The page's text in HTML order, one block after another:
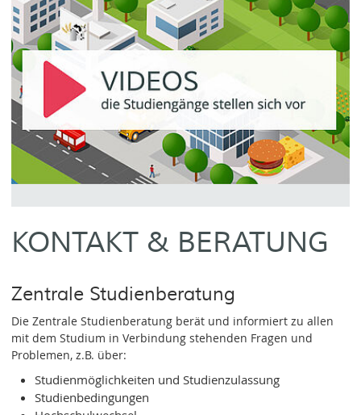
KONTAKT & BERATUNG
Zentrale Studienberatung
Die Zentrale Studienberatung berät und informiert zu allen
mit dem Studium in Verbindung stehenden Fragen und
Problemen, z.B. über:
Studienmöglichkeiten und Studienzulassung
Studienbedingungen